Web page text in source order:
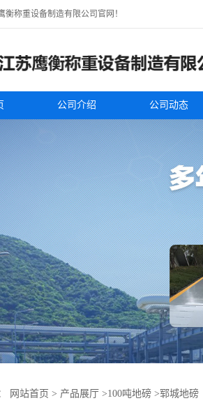
衡称重设备制造有限公司官网！
公司介绍 公司动态
网站首页 > 产品展厅 >100吨地磅 >郓城地磅